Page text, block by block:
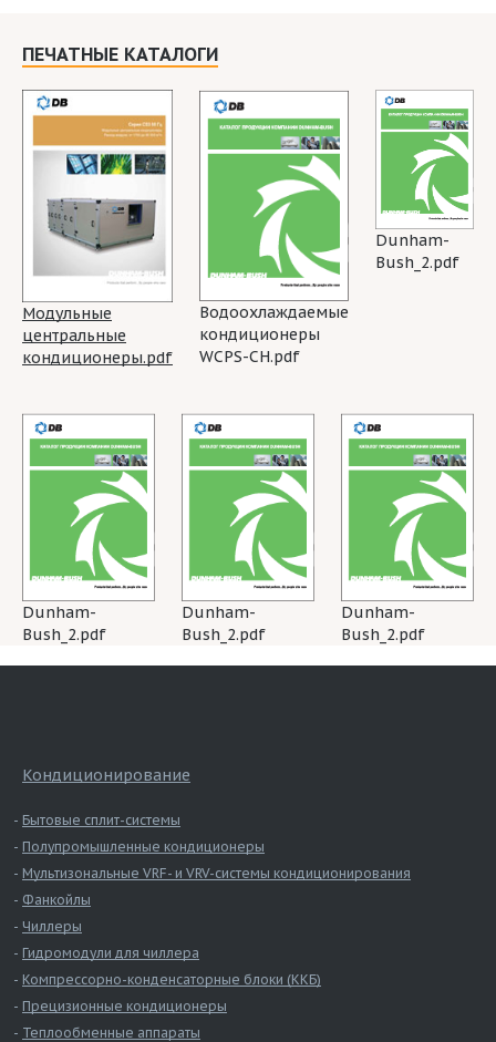
ПЕЧАТНЫЕ КАТАЛОГИ
Модульные
центральные
кондиционеры.pdf
Водоохлаждаемые
кондиционеры
WCPS-CH.pdf
Dunham-
Bush_2.pdf
Dunham-
Bush_2.pdf
Dunham-
Bush_2.pdf
Dunham-
Bush_2.pdf
Кондиционирование
Бытовые сплит-системы
Полупромышленные кондиционеры
Мультизональные VRF- и VRV-системы кондиционирования
Фанкойлы
Чиллеры
Гидромодули для чиллера
Компрессорно-конденсаторные блоки (ККБ)
Прецизионные кондиционеры
Теплообменные аппараты